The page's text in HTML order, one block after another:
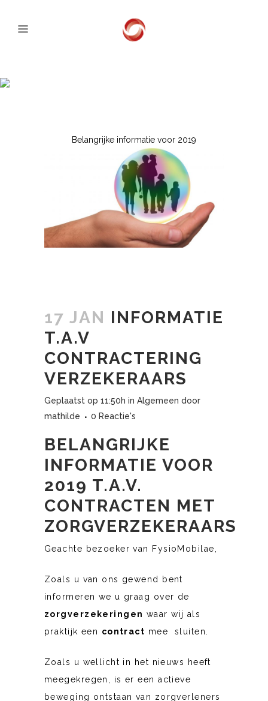
Belangrijke informatie voor 2019
17 JAN INFORMATIE
T.A.V
CONTRACTERING
VERZEKERAARS
Geplaatst op 11:50h in Algemeen door
mathilde
0 Reactie's
BELANGRIJKE
INFORMATIE VOOR
2019 T.A.V.
CONTRACTEN MET
ZORGVERZEKERAARS
Geachte bezoeker van FysioMobilae,
Zoals u van ons gewend bent
informeren we u graag over de
zorgverzekeringen waar wij als
praktijk een contract mee sluiten.
Zoals u wellicht in het nieuws heeft
meegekregen, is er een actieve
beweging ontstaan van zorgverleners